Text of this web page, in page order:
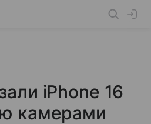
iPhone 16
камерами